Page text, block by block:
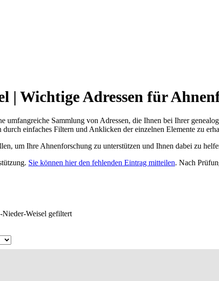
| Wichtige Adressen für
Sammlung von Adressen, die Ihnen bei Ihrer
einfaches Filtern und Anklicken der einzelnen Elemente zu
um Ihre Ahnenforschung zu unterstützen und Ihnen dabei zu
Sie können hier den fehlenden Eintrag mitteilen. Nach
Weisel gefiltert